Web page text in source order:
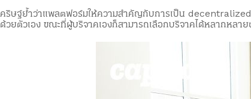
คริษฐ์ย้ำว่าแพลตฟอร์มให้ความสำคัญกับการเป็น
ด้วยตัวเอง ขณะที่ผู้บริจาคเองก็สามารถเลือกบริจาคได้หลากหล